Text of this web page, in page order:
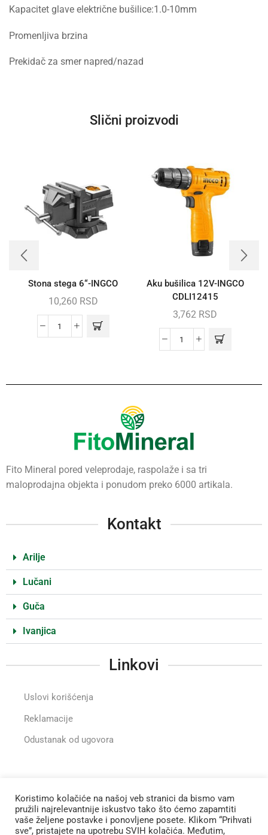
Kapacitet glave električne bušilice:1.0-10mm
Promenljiva brzina
Prekidač za smer napred/nazad
Slični proizvodi
Stona stega 6“-INGCO
10,260 RSD
Aku bušilica 12V-INGCO
CDLI12415
3,762 RSD
Fito Mineral pored veleprodaje, raspolaže i sa tri
maloprodajna objekta i ponudom preko 6000 artikala.
Kontakt
Arilje
Lučani
Guča
Ivanjica
Linkovi
Uslovi korišćenja
Reklamacije
Odustanak od ugovora
Zapratite nas na Instagramu
Koristimo kolačiće na našoj veb stranici da bismo vam
pružili najrelevantnije iskustvo tako što ćemo zapamtiti
vaše željene postavke i ponovljene posete. Klikom “Prihvati
sve”, pristajete na upotrebu SVIH kolačića. Međutim,